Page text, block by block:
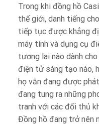
Trong khi đồng hồ
thế giới, danh tiếng
tiếp tục được khẳng
máy tính và dụng cụ
tương lai nào dành
điện tử sáng tạo nào,
họ vẫn đang được
đang tung ra những
tranh với các đối thủ
Đồng hồ đang trở nên